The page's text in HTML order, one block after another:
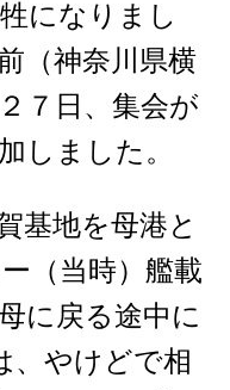
になりまし
（神奈川県横
７日、集会が
しました。
基地を母港と
（当時）艦載
に戻る途中に
、やけどで相